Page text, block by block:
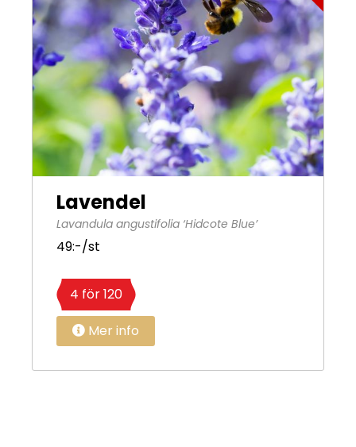
Lavendel
Lavandula angustifolia ‘Hidcote Blue’
49:-/st
4 för 120
Mer info